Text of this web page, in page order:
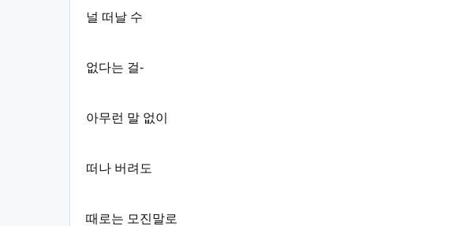
널 떠날 수
없다는 걸-
아무런 말 없이
떠나 버려도
때로는 모진말로